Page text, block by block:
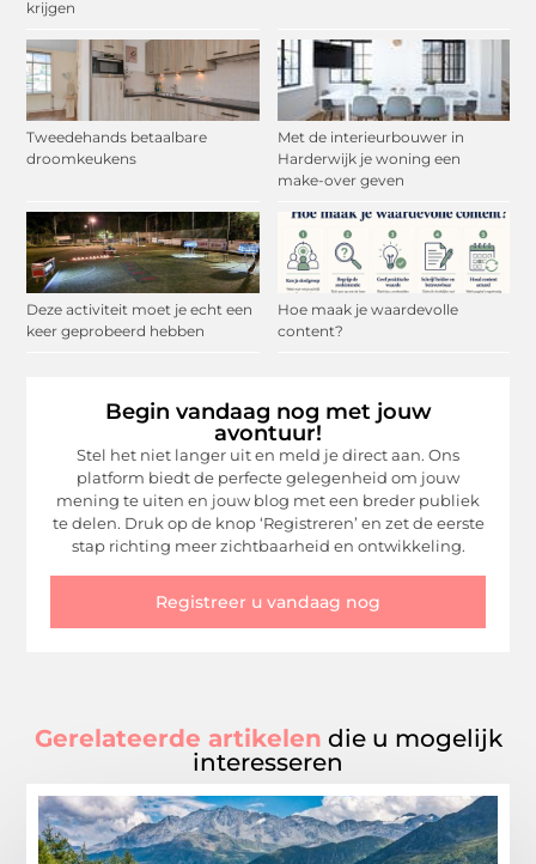
krijgen
Tweedehands betaalbare
droomkeukens
Met de interieurbouwer in
Harderwijk je woning een
make-over geven
Deze activiteit moet je echt een
keer geprobeerd hebben
Hoe maak je waardevolle
content?
Begin vandaag nog met jouw
avontuur!
Stel het niet langer uit en meld je direct aan. Ons
platform biedt de perfecte gelegenheid om jouw
mening te uiten en jouw blog met een breder publiek
te delen. Druk op de knop ‘Registreren’ en zet de eerste
stap richting meer zichtbaarheid en ontwikkeling.
Registreer u vandaag nog
Gerelateerde artikelen die u mogelijk
interesseren